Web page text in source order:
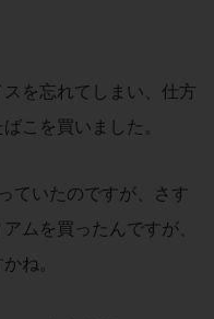
を忘れてしまい、仕方
こを買いました。
ていたのですが、さす
ムを買ったんですが、
ね。